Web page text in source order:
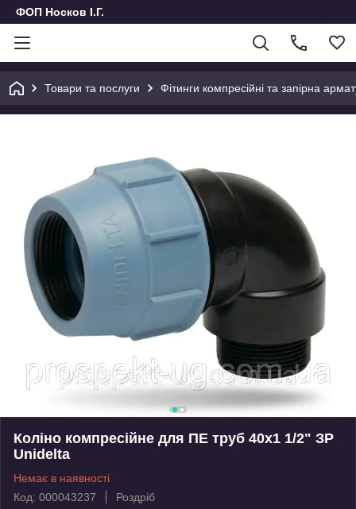
ФОП Носков І.Г.
Товари та послуги Фітинги компресійні та запірна
Коліно компресійне для ПЕ труб 40х1 1/2" ЗР
Unidelta
Немає в наявності
Код: 000043237
Роздріб